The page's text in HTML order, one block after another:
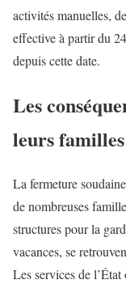
activités manuelles,
effective à partir du
depuis cette date.
Les
leurs familles
La fermeture
de nombreuses
structures pour la
vacances, se
Les services de